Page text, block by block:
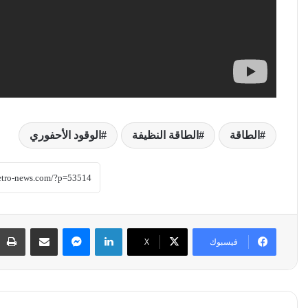
الطاقة الطاقة النظيفة الوقود الأحفوري
فيسبوك ‫X
لينكدإن ماسنجر مشاركة عبر البريد